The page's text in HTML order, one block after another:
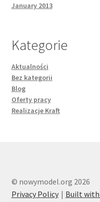
January 2013
Kategorie
Aktualności
Bez kategorii
Blog
Oferty pracy
Realizacje Kraft
© nowymodel.org 2026
Privacy Policy
Built with